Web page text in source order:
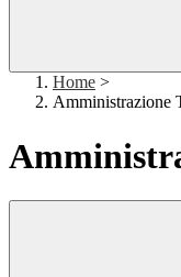
Home >
Amministrazione